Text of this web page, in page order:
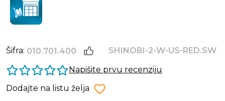
Šifra: 010.701.400
SHINOBI-2-W-US-RED.SW
Napišite prvu recenziju
Dodajte na listu želja